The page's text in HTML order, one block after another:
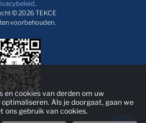
.
© 2026 TEKCE
voorbehouden.
de TEKCE App nu!
en cookies van derden om uw
Als je doorgaat, gaan we
ons gebruik van cookies.